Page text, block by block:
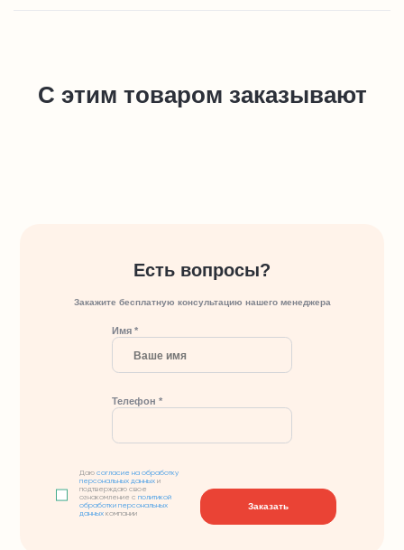
С этим товаром заказывают
Есть вопросы?
Закажите бесплатную консультацию нашего менеджера
Имя *
Телефон *
Даюсогласие на обработку
персональных данных и
подтверждаю свое
ознакомление сполитикой
обработки персональных
данных компании
Заказать